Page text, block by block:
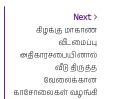
Next
கிழக்கு மாகாண
வீடமைப்பு
அதிகாரசபையினால்
வீடு திருத்த
வேலைக்கான
காசோலைகள் வழங்கி